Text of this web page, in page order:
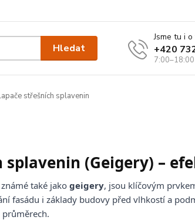
Hledat
Jsme tu i
+420
střešních splavenin
splavenin (Geigery) –
známé také jakogeigery, jsou klíčovým
fasádu i základy budovy před vlhkostí a